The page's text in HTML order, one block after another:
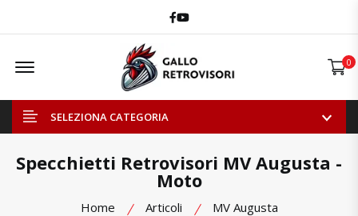
Facebook
Youtube
Offcanvas Menu Open 0
SELEZIONA CATEGORIA
Specchietti Retrovisori MV Augusta -
Moto
Home Articoli MV Augusta